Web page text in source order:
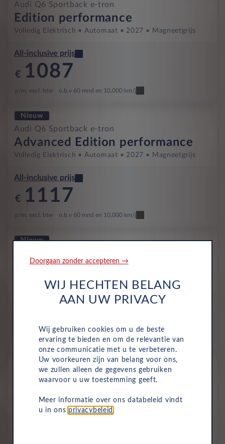
Audi Q6 Sportback e-tron
Edition performance
Volledig Elektrisch Automaat 2027 Magneetgrijs
All-inclusive prijs
€ 1087
p/m. excl. btw o.b.v 60 mnd en 10,000 km/j
Nieuw
Audi Q6 Sportback e-tron
Advanced Edition performance
Volledig Elektrisch Automaat 2027 Magneetgrijs
All-inclusive prijs
€ 1117
p/m. excl. btw o.b.v 60 mnd en 10,000 km/j
Nieuw
S Edition performance
Volledig Elektrisch Automaat 2027 Magneetgrijs
All-inclusive prijs
p/m. excl. btw o.b.v 60 mnd en 10,000 km/j
Nieuw
Audi Q6 Sportback e-tron
Volledig Elektrisch Automaat 2027 Magneetgrijs
Doorgaan zonder accepteren →
WIJ HECHTEN BELANG
AAN UW PRIVACY
Wij gebruiken cookies om u de beste
ervaring te bieden en om de relevantie van
onze communicatie met u te verbeteren.
Uw voorkeuren zijn van belang voor ons,
we zullen alleen de gegevens gebruiken
waarvoor u uw toestemming geeft.
Meer informatie over ons databeleid vindt
u in ons privacybeleid